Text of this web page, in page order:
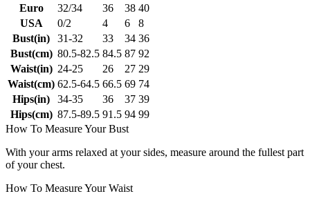
Euro
32/34 36 38 40
USA
0/2 4 6
8
Bust(in)
31-32 33 34 36
Bust(cm) 80.5-82.5 84.5 87 92
Waist(in) 24-25 26 27 29
Waist(cm) 62.5-64.5 66.5 69 74
Hips(in)
34-35 36 37 39
Hips(cm) 87.5-89.5 91.5 94 99
How To Measure Your Bust
With your arms relaxed at your sides, measure around the fullest part
of your chest.
How To Measure Your Waist